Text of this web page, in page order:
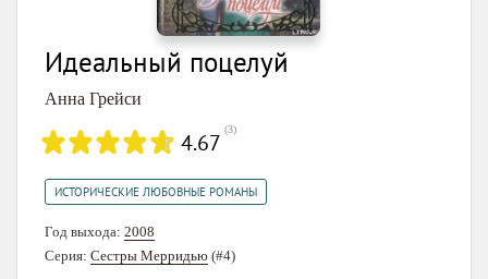
Идеальный поцелуй
Анна Грейси
4.67 (3)
ИСТОРИЧЕСКИЕ ЛЮБОВНЫЕ РОМАНЫ
Год выхода: 2008
Серия: Сестры Мерридью (#4)